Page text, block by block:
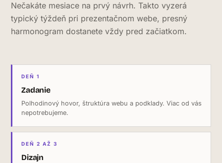
Nečakáte mesiace na prvý návrh. Takto vyzerá
typický týždeň pri prezentačnom webe, presný
harmonogram dostanete vždy pred začiatkom.
Zadanie
Polhodinový hovor, štruktúra webu a podklady. Viac od vás
nepotrebujeme.
Dizajn